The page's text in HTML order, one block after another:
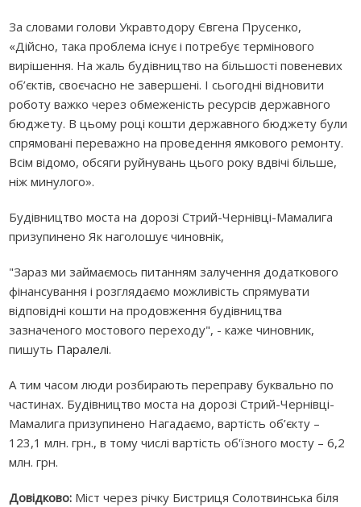
За словами голови УкравтодоруЄвгена Прусенко,
«Дійсно, така проблема існує і потребує термінового
вирішення. На жаль будівництво на більшості повеневих
об’єктів, своєчасно не завершені. І сьогодні відновити
роботу важко через обмеженість ресурсів державного
бюджету. В цьому році кошти державного бюджету були
спрямовані переважно на проведення ямкового ремонту.
Всім відомо, обсяги руйнувань цього року вдвічі більше,
ніж минулого».
Будівництв­о моста на дорозі Стрий-Чернівці-Мамалига
призупинен­о Як наголошує чиновнік,
"Зараз ми займаємось питанням залучення додаткового
фінансування і розглядаємо можливість спрямувати
відповідні кошти на продовження будівництва
зазначеного мостового переходу", - каже чиновник,
пишуть Паралелі.
А тим часом люди розбирають переправу буквально по
частинах. Будівництв­о моста на дорозі Стрий-Чернівці-
Мамалига призупинен­о Нагадаємо, вартість об’єкту –
123,1 млн. грн., в тому числі вартість об'їзного мосту – 6,2
млн. грн.
Довідково: Міст через річку Бистриця Солотвинська біля